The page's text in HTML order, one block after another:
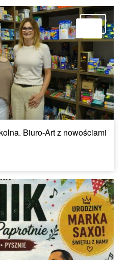
Biuro-Art z nowościami